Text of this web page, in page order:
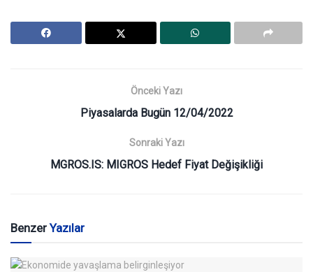
Önceki Yazı
Piyasalarda Bugün 12/04/2022
Sonraki Yazı
MGROS.IS: MIGROS Hedef Fiyat Değişikliği
BenzerYazılar